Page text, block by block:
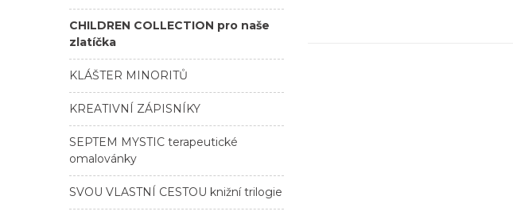
CHILDREN COLLECTION pro naše
zlatíčka
KLÁŠTER MINORITŮ
KREATIVNÍ ZÁPISNÍKY
SEPTEM MYSTIC terapeutické
omalovánky
SVOU VLASTNÍ CESTOU knižní trilogie